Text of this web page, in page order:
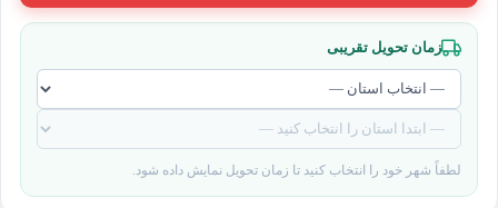
زمان تحویل تقریبی
لطفاً شهر خود را انتخاب کنید تا زمان تحویل نمایش داده شود.